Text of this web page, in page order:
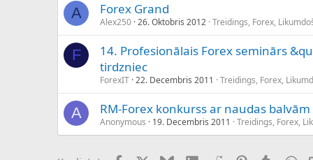
A Forex Grand
Alex250 26. Oktobris 2012 Treidings, Forex,
F
14. Profesionālais Forex seminārs
tirdzniec
ForexIT 22. Decembris 2011 Treidings, Forex,
A RM-Forex konkurss ar naudas balvām
Anonymous 19. Decembris 2011 Treidings, Forex,